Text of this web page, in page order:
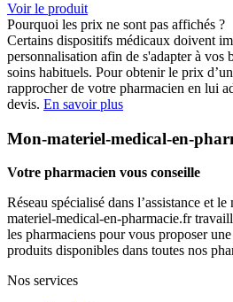
Voir le produit
Pourquoi les prix ne sont pas affichés ?
Certains dispositifs médicaux doivent
personnalisation afin de s'adapter à vos
soins habituels. Pour obtenir le prix
rapprocher de votre pharmacien en lui
devis. En savoir plus
Mon-materiel-medical-en-
Votre pharmacien vous conseille
Réseau spécialisé dans l’assistance et
materiel-medical-en-pharmacie.fr
les pharmaciens pour vous proposer
produits disponibles dans toutes nos
Nos services